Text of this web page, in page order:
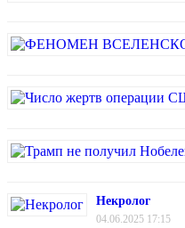
Некролог
04.06.2025 17:15